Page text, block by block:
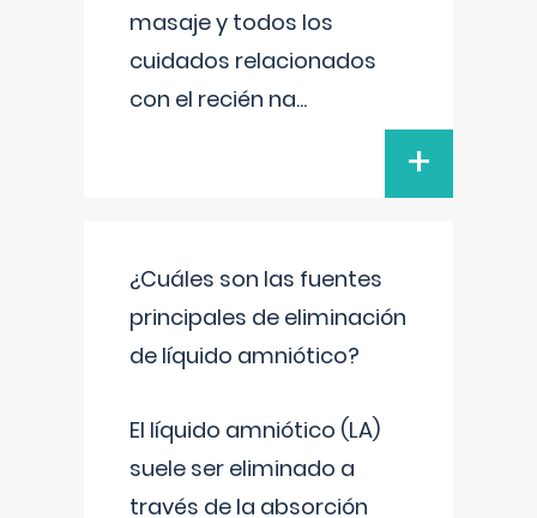
masaje y todos los
cuidados relacionados
con el recién na...
+
¿Cuáles son las fuentes
principales de eliminación
de líquido amniótico?
El líquido amniótico (LA)
suele ser eliminado a
través de la absorción